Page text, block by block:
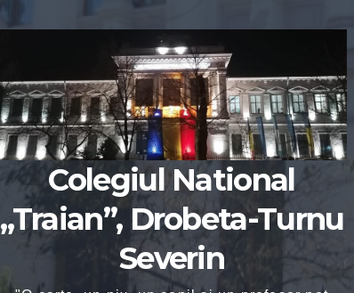
Colegiul National
„Traian”, Drobeta-Turnu
Severin